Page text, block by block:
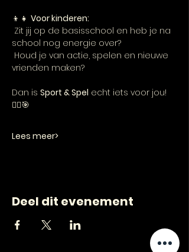
👦👧 Voor kinderen:
Zit jij op de basisschool en heb je na
school nog energie over?
Houd je van actie, spelen en nieuwe
vrienden maken?
Dan is Sport & Spel echt iets voor jou!
🏃‍♂️🎯
Lees meer>
Deel dit evenement